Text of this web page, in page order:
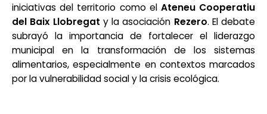
iniciativas del territorio como el Ateneu Cooperatiu
del Baix Llobregat y la asociación Rezero. El debate
subrayó la importancia de fortalecer el liderazgo
municipal en la transformación de los sistemas
alimentarios, especialmente en contextos marcados
por la vulnerabilidad social y la crisis ecológica.